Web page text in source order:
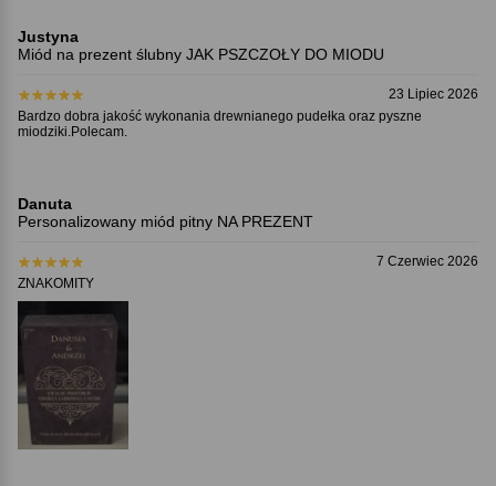
Miód na prezent ślubny JAK PSZCZOŁY DO MIODU
Justyna
23 Lipiec 2026
Bardzo dobra jakość wykonania drewnianego pudełka oraz pyszne
miodziki.Polecam.
Personalizowany miód pitny NA PREZENT
Danuta
7 Czerwiec 2026
ZNAKOMITY